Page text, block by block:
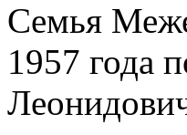
Семья
1957 года